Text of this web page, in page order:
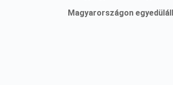
Magyarországon